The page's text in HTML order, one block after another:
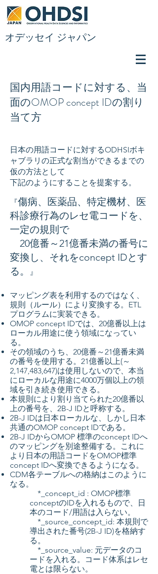
​オデッセイ ジャパン
国内用語コードに対する、当
面のOMOP concept IDの割り
当て方
日本の用語コードに対するODHSIボキ
ャブラリの正式な割当ができるまでの
仮の方法として
下記のようにすることを提案する。
『傷病、医薬品、特定機材、医
科診療行為のレセ電コードを、
一定の規則で
20億番～21億番未満の番号に
変換し、それをconcept IDとす
る。
』
マッピング表を利用するのではなく、
規則（ルール）により変換する。ETL
プログラムに実装できる。
OMOP concept IDでは、20億番以上は
ローカル用途に使う領域になってい
る。
その領域のうち、20億番～21億番未満
の番号を使用する。21億番以上(～
2,147,483,647)は使用しないので、本当
にローカルな用途に4000万個以上の領
域を引き続き使用できる。
本規則により割り当てられた20億番以
上の番号を、2B-J IDと呼称する。
2B-J IDは日本ローカルな、しかし日本
共通のOMOP concept IDである。
2B-J IDからOMOP 標準のconcept IDへ
のマッピングを別途整備する。これに
より日本の用語コードをOMOP標準
concept IDへ変換できるようになる。
CDM各テーブルへの格納はこのように
なる。
*_concept_id : OMOP標準
conceptのIDを入れるもので、日
本のコード/用語は入らない。
*_source_concept_id: 本規則で
導出された番号(2B-J ID)を格納す
る。
*_source_value: 元データのコ
ードを入れる。コード体系はレセ
電とは限らない。